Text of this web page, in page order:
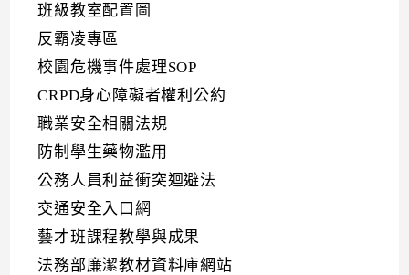
班級教室配置圖
反霸凌專區
校園危機事件處理SOP
CRPD身心障礙者權利公約
職業安全相關法規
防制學生藥物濫用
公務人員利益衝突迴避法
交通安全入口網
藝才班課程教學與成果
法務部廉潔教材資料庫網站